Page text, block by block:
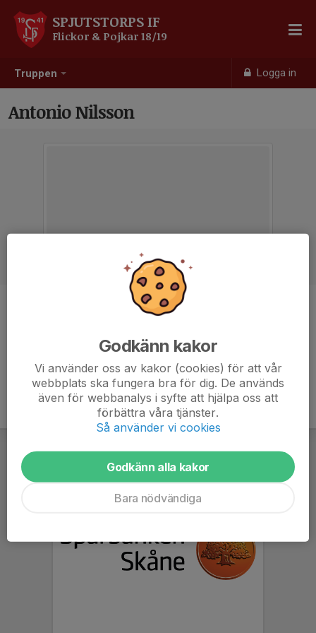
Truppen Logga in
SPJUTSTORPS IF
Flickor & Pojkar 18/19
Antonio Nilsson
Ledare
Godkänn kakor
Vi använder oss av kakor (cookies) för att vår
webbplats ska fungera bra för dig. De används
även för webbanalys i syfte att hjälpa oss att
förbättra våra tjänster.
Så använder vi cookies
Godkänn alla kakor
Bara nödvändiga